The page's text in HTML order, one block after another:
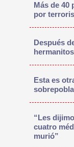
Más de 40
por
Después
Esta es
“Les
cuatro
murió”